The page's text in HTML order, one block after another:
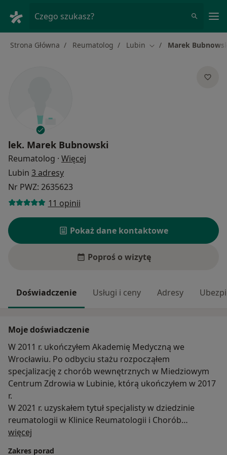
Czego szukasz?
Strona Główna Reumatolog Lubin Zmień miasto
Marek
lek. Marek Bubnowski
Reumatolog · Więcej
Lubin 3 adresy
Nr PWZ: 2635623
11 opinii
Pokaż dane kontaktowe
Poproś o wizytę
Doświadczenie Usługi i ceny Adresy
Moje doświadczenie
W 2011 r. ukończyłem Akademię Medyczną we
Wrocławiu. Po odbyciu stażu rozpocząłem
specjalizację z chorób wewnętrznych w Miedziowym
Centrum Zdrowia w Lubinie, którą ukończyłem w 2017
r.
W 2021 r. uzyskałem tytuł specjalisty w dziedzinie
reumatologii w Klinice Reumatologii i Chorób
Wewnętrznych Uniwersyteckiego Szpitala Klinicznego
więcej
Zakres porad